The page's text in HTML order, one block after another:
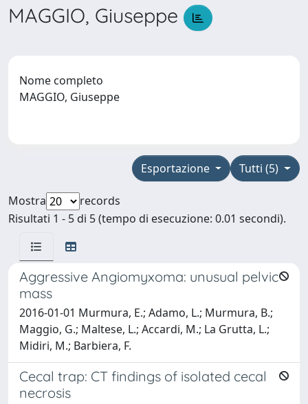
MAGGIO, Giuseppe
Nome completo
MAGGIO, Giuseppe
Tutti (5)
Esportazione
Mostra
records
Risultati 1 - 5 di 5 (tempo di esecuzione: 0.01 secondi).
Aggressive Angiomyxoma: unusual pelvic
mass
2016-01-01 Murmura, E.; Adamo, L.; Murmura, B.;
Maggio, G.; Maltese, L.; Accardi, M.; La Grutta, L.;
Midiri, M.; Barbiera, F.
Cecal trap: CT findings of isolated cecal
necrosis